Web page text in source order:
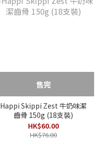
售完
Happi Skippi Zest 牛奶味潔
齒骨 150g (18支裝)
HK$60.00
HK$76.00